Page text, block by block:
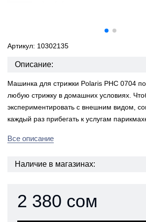
Артикул: 10302135
Описание:
Машинка для стрижки Polaris PHC 0704
любую стрижку в домашних условиях.
экспериментировать с внешним видом,
каждый раз прибегать к услугам
Все описание
Наличие в магазинах:
2 380 сом